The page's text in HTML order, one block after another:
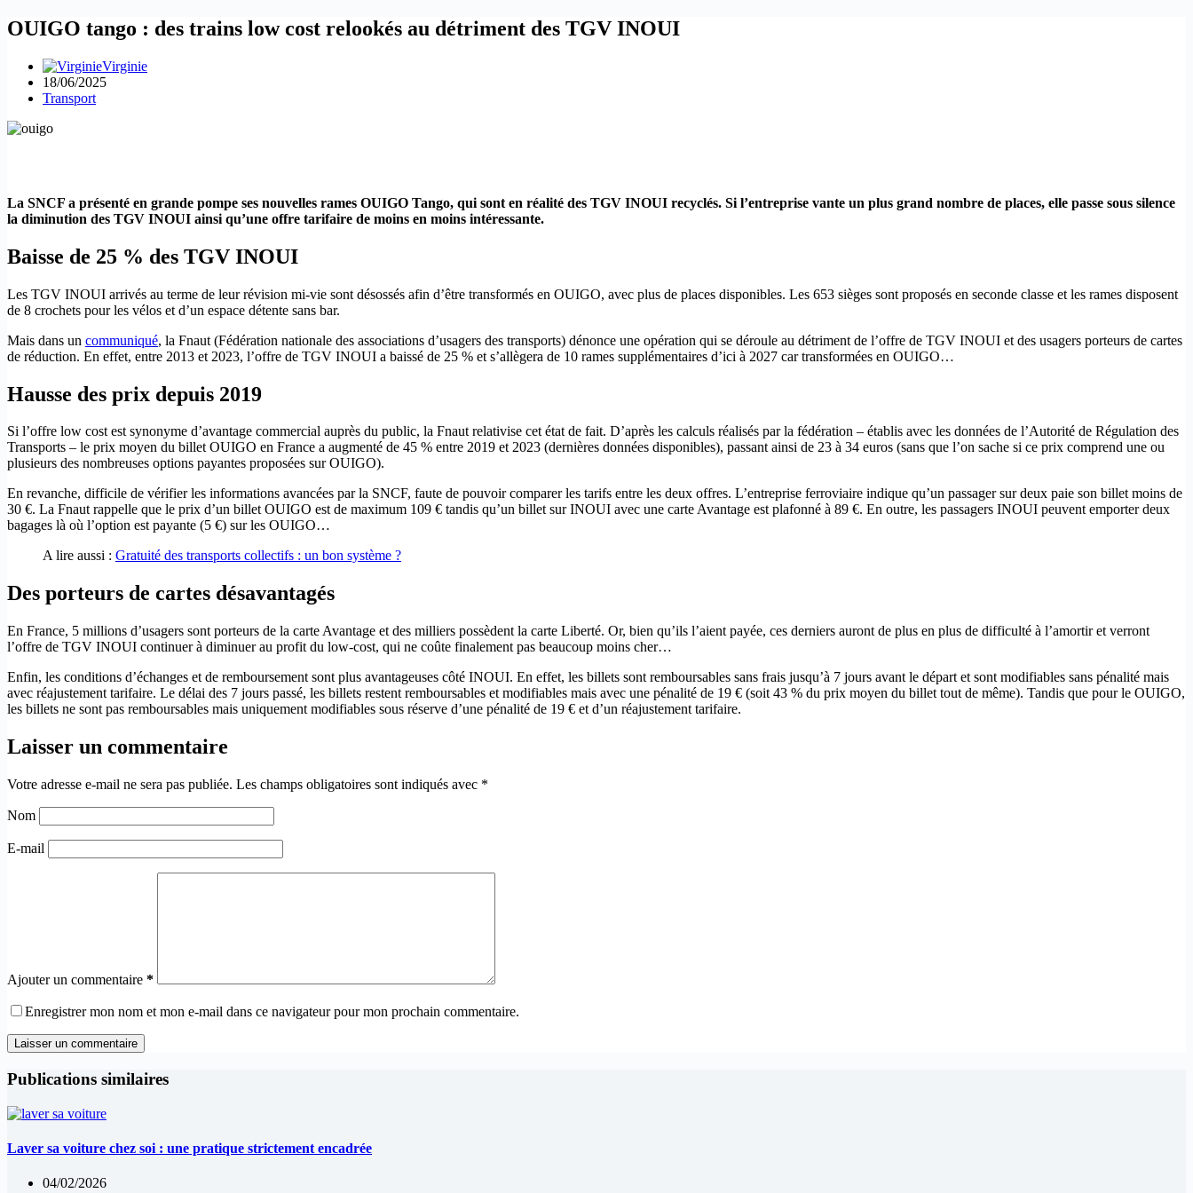
OUIGO tango : des trains low cost relookés au détriment des TGV INOUI
Virginie
18/06/2025
Transport
La SNCF a présenté en grande pompe ses nouvelles rames OUIGO Tango, qui sont en réalité des TGV INOUI recyclés. Si l’entreprise vante un plus grand nombre de places, elle passe sous silence
la diminution des TGV INOUI ainsi qu’une offre tarifaire de moins en moins intéressante.
Baisse de 25 % des TGV INOUI
Les TGV INOUI arrivés au terme de leur révision mi-vie sont désossés afin d’être transformés en OUIGO, avec plus de places disponibles. Les 653 sièges sont proposés en seconde classe et les rames disposent
de 8 crochets pour les vélos et d’un espace détente sans bar.
Mais dans un communiqué, la Fnaut (Fédération nationale des associations d’usagers des transports) dénonce une opération qui se déroule au détriment de l’offre de TGV INOUI et des usagers porteurs de cartes
de réduction. En effet, entre 2013 et 2023, l’offre de TGV INOUI a baissé de 25 % et s’allègera de 10 rames supplémentaires d’ici à 2027 car transformées en OUIGO…
Hausse des prix depuis 2019
Si l’offre low cost est synonyme d’avantage commercial auprès du public, la Fnaut relativise cet état de fait. D’après les calculs réalisés par la fédération – établis avec les données de l’Autorité de Régulation des
Transports – le prix moyen du billet OUIGO en France a augmenté de 45 % entre 2019 et 2023 (dernières données disponibles), passant ainsi de 23 à 34 euros (sans que l’on sache si ce prix comprend une ou
plusieurs des nombreuses options payantes proposées sur OUIGO).
En revanche, difficile de vérifier les informations avancées par la SNCF, faute de pouvoir comparer les tarifs entre les deux offres. L’entreprise ferroviaire indique qu’un passager sur deux paie son billet moins de
30 €. La Fnaut rappelle que le prix d’un billet OUIGO est de maximum 109 € tandis qu’un billet sur INOUI avec une carte Avantage est plafonné à 89 €. En outre, les passagers INOUI peuvent emporter deux
bagages là où l’option est payante (5 €) sur les OUIGO…
A lire aussi : Gratuité des transports collectifs : un bon système ?
Des porteurs de cartes désavantagés
En France, 5 millions d’usagers sont porteurs de la carte Avantage et des milliers possèdent la carte Liberté. Or, bien qu’ils l’aient payée, ces derniers auront de plus en plus de difficulté à l’amortir et verront
l’offre de TGV INOUI continuer à diminuer au profit du low-cost, qui ne coûte finalement pas beaucoup moins cher…
Enfin, les conditions d’échanges et de remboursement sont plus avantageuses côté INOUI. En effet, les billets sont remboursables sans frais jusqu’à 7 jours avant le départ et sont modifiables sans pénalité mais
avec réajustement tarifaire. Le délai des 7 jours passé, les billets restent remboursables et modifiables mais avec une pénalité de 19 € (soit 43 % du prix moyen du billet tout de même). Tandis que pour le OUIGO,
les billets ne sont pas remboursables mais uniquement modifiables sous réserve d’une pénalité de 19 € et d’un réajustement tarifaire.
Laisser un commentaire
Votre adresse e-mail ne sera pas publiée. Les champs obligatoires sont indiqués avec *
Nom
E-mail
Ajouter un commentaire *
Enregistrer mon nom et mon e-mail dans ce navigateur pour mon prochain commentaire.
Laisser un commentaire
Publications similaires
Laver sa voiture chez soi : une pratique strictement encadrée
04/02/2026